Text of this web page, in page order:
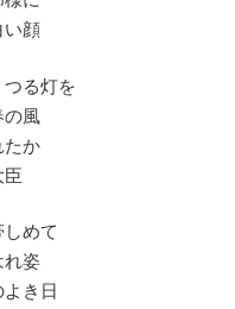
顔
る灯を
風
か
めて
姿
き日